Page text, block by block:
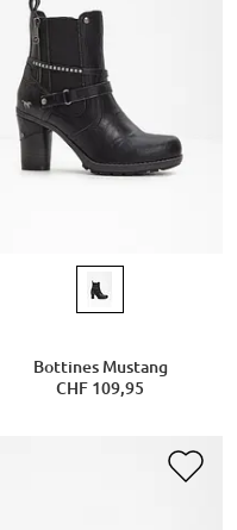
Bottines Mustang
CHF 109,95